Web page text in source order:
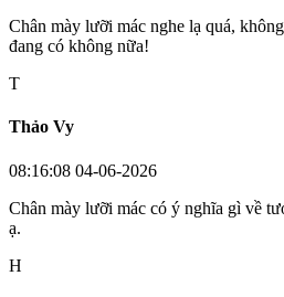
Chân mày lưỡi mác nghe lạ quá,
đang có không nữa!
T
Thảo Vy
08:16:08 04-06-2026
Chân mày lưỡi mác có ý nghĩa gì về
ạ.
H